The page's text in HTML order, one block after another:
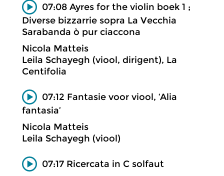
07:08 Ayres for the violin boek 1 ;
Diverse bizzarrie sopra La Vecchia
Sarabanda ò pur ciaccona
Nicola Matteis
Leila Schayegh (viool, dirigent), La
Centifolia
07:12 Fantasie voor viool, ‘Alia
fantasia’
Nicola Matteis
Leila Schayegh (viool)
07:17 Ricercata in C solfaut